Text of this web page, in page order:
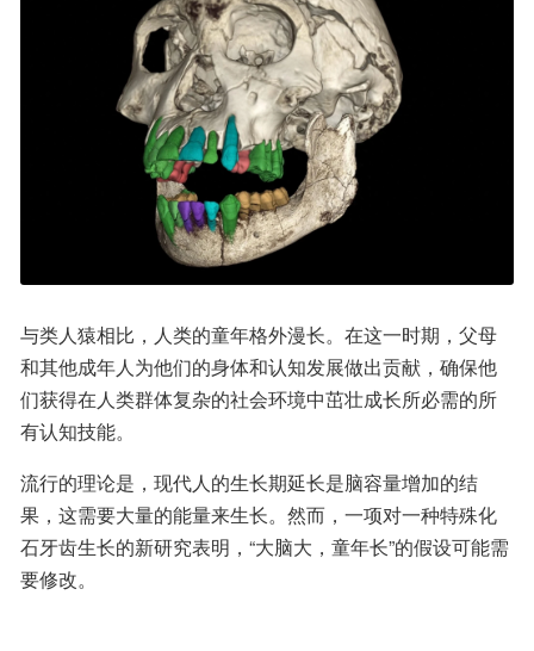
与类人猿相比，人类的童年格外漫长。在这一时期，父母
和其他成年人为他们的身体和认知发展做出贡献，确保他
们获得在人类群体复杂的社会环境中茁壮成长所必需的所
有认知技能。
流行的理论是，现代人的生长期延长是脑容量增加的结
果，这需要大量的能量来生长。然而，一项对一种特殊化
石牙齿生长的新研究表明，“大脑大，童年长”的假设可能需
要修改。